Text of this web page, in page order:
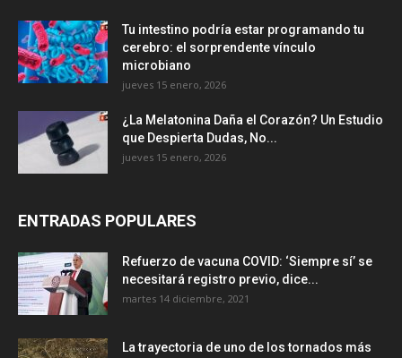
Tu intestino podría estar programando tu
cerebro: el sorprendente vínculo
microbiano
jueves 15 enero, 2026
¿La Melatonina Daña el Corazón? Un Estudio
que Despierta Dudas, No...
jueves 15 enero, 2026
ENTRADAS POPULARES
Refuerzo de vacuna COVID: ‘Siempre sí’ se
necesitará registro previo, dice...
martes 14 diciembre, 2021
La trayectoria de uno de los tornados más